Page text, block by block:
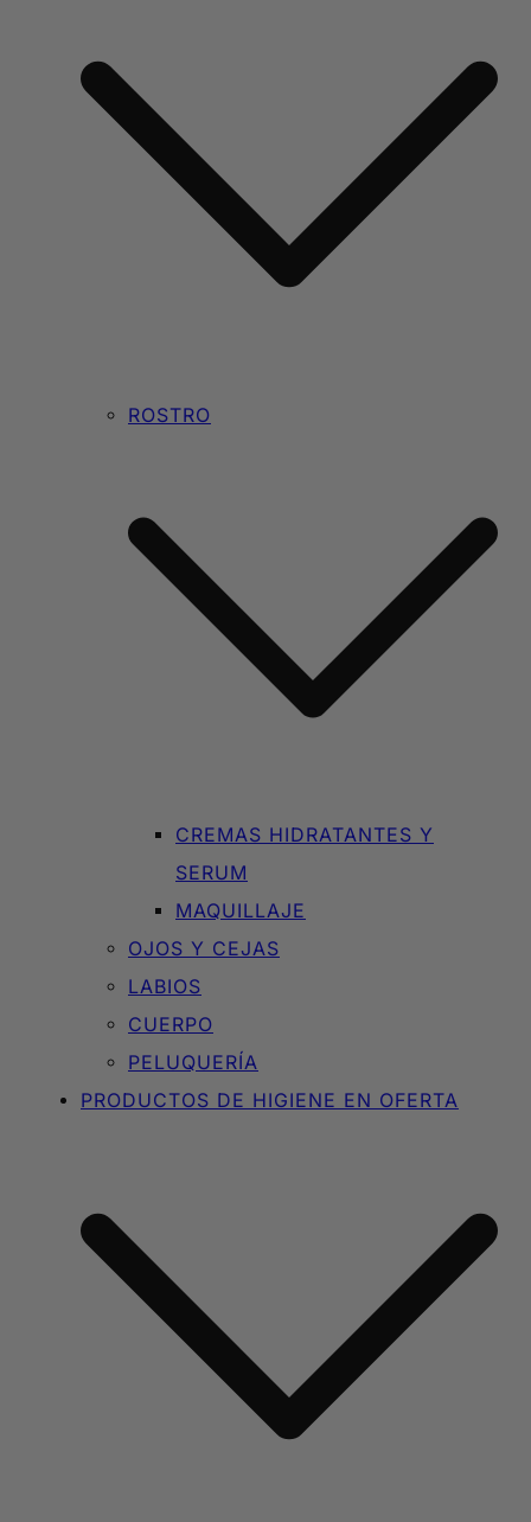
ROSTRO
CREMAS HIDRATANTES Y
SERUM
MAQUILLAJE
OJOS Y CEJAS
LABIOS
CUERPO
PELUQUERÍA
PRODUCTOS DE HIGIENE EN OFERTA